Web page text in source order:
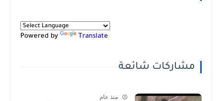
Powered by Translate
مشاركات شائعة
منذ عام